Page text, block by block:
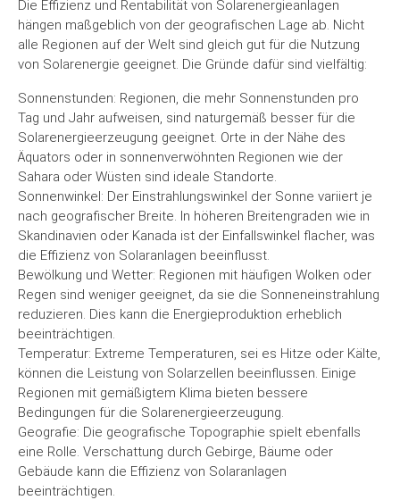
Die Effizienz und Rentabilität von Solarenergieanlagen
hängen maßgeblich von der geografischen Lage ab. Nicht
alle Regionen auf der Welt sind gleich gut für die Nutzung
von Solarenergie geeignet. Die Gründe dafür sind vielfältig:
Sonnenstunden: Regionen, die mehr Sonnenstunden pro
Tag und Jahr aufweisen, sind naturgemäß besser für die
Solarenergieerzeugung geeignet. Orte in der Nähe des
Äquators oder in sonnenverwöhnten Regionen wie der
Sahara oder Wüsten sind ideale Standorte.
Sonnenwinkel: Der Einstrahlungswinkel der Sonne variiert je
nach geografischer Breite. In höheren Breitengraden wie in
Skandinavien oder Kanada ist der Einfallswinkel flacher, was
die Effizienz von Solaranlagen beeinflusst.
Bewölkung und Wetter: Regionen mit häufigen Wolken oder
Regen sind weniger geeignet, da sie die Sonneneinstrahlung
reduzieren. Dies kann die Energieproduktion erheblich
beeinträchtigen.
Temperatur: Extreme Temperaturen, sei es Hitze oder Kälte,
können die Leistung von Solarzellen beeinflussen. Einige
Regionen mit gemäßigtem Klima bieten bessere
Bedingungen für die Solarenergieerzeugung.
Geografie: Die geografische Topographie spielt ebenfalls
eine Rolle. Verschattung durch Gebirge, Bäume oder
Gebäude kann die Effizienz von Solaranlagen
beeinträchtigen.
Mit
dem
Laden
des
Videos
akzeptieren
Sie die
von